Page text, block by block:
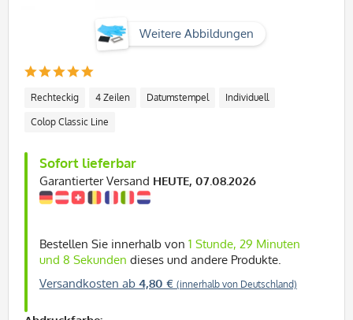
Weitere Abbildungen
Rechteckig 4 Zeilen Datumstempel Individuell
Colop Classic Line
Sofort lieferbar
Garantierter Versand HEUTE, 07.08.2026
Bestellen Sie innerhalb von 1 Stunde, 29 Minuten
und 7 Sekunden dieses und andere Produkte.
Versandkosten ab 4,80 € (innerhalb von Deutschland)